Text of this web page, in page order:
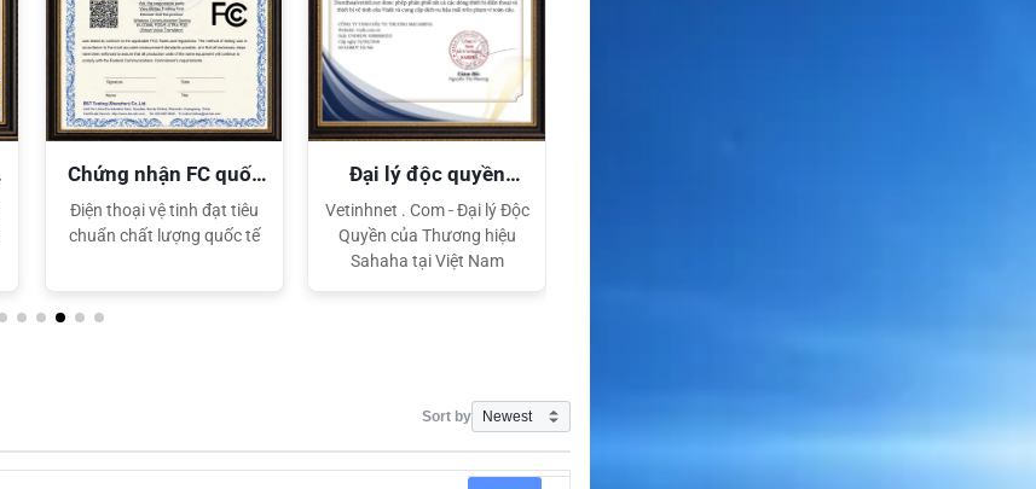
Chứng nhận FC quốc
tế
Điện thoại vệ tinh đạt tiêu
chuẩn chất lượng quốc tế
Đại lý độc quyền
Sahaha
Vetinhnet . Com - Đại lý Độc
Quyền của Thương hiệu
Sahaha tại Việt Nam
Sort by